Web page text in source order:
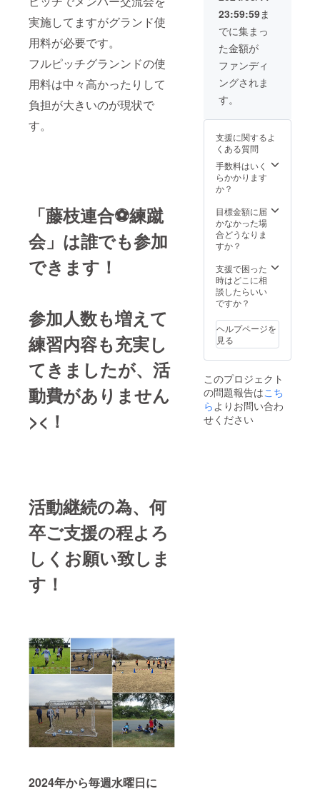
実施してますがグランド使
用料が必要です。
フルピッチグランンドの使
用料は中々高かったりして
負担が大きいのが現状で
す。
「藤枝連合⚽練蹴
会」は誰でも参加
できます！
参加人数も増えて
練習内容も充実し
てきましたが、活
動費がありません
><！
活動継続の為、何
卒ご支援の程よろ
しくお願い致しま
す！
2024年から毎週水曜日に
23:59:59ま
でに集まっ
た金額が
ファンディ
ングされま
す。
支援に関するよ
くある質問
手数料はいく
らかかります
か？
目標金額に届
かなかった場
合どうなりま
すか？
支援で困った
時はどこに相
談したらいい
ですか？
ヘルプページを
見る
このプロジェクト
の問題報告はこち
らよりお問い合わ
せください